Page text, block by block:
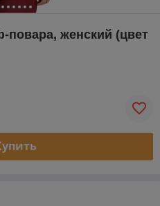
повара, женский (цвет